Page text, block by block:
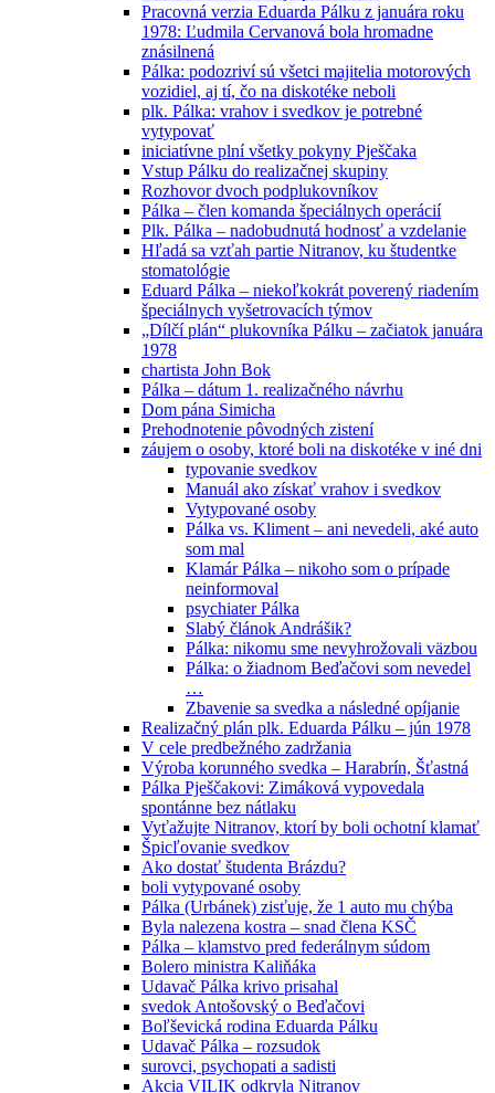
Pracovná verzia Eduarda Pálku z januára roku
1978: Ľudmila Cervanová bola hromadne
znásilnená
Pálka: podozriví sú všetci majitelia motorových
vozidiel, aj tí, čo na diskotéke neboli
plk. Pálka: vrahov i svedkov je potrebné
vytypovať
iniciatívne plní všetky pokyny Pješčaka
Vstup Pálku do realizačnej skupiny
Rozhovor dvoch podplukovníkov
Pálka – člen komanda špeciálnych operácií
Plk. Pálka – nadobudnutá hodnosť a vzdelanie
Hľadá sa vzťah partie Nitranov, ku študentke
stomatológie
Eduard Pálka – niekoľkokrát poverený riadením
špeciálnych vyšetrovacích týmov
„Dílčí plán“ plukovníka Pálku – začiatok januára
1978
chartista John Bok
Pálka – dátum 1. realizačného návrhu
Dom pána Simicha
Prehodnotenie pôvodných zistení
záujem o osoby, ktoré boli na diskotéke v iné dni
typovanie svedkov
Manuál ako získať vrahov i svedkov
Vytypované osoby
Pálka vs. Kliment – ani nevedeli, aké auto
som mal
Klamár Pálka – nikoho som o prípade
neinformoval
psychiater Pálka
Slabý článok Andrášik?
Pálka: nikomu sme nevyhrožovali väzbou
Pálka: o žiadnom Beďačovi som nevedel
…
Zbavenie sa svedka a následné opíjanie
Realizačný plán plk. Eduarda Pálku – jún 1978
V cele predbežného zadržania
Výroba korunného svedka – Harabrín, Šťastná
Pálka Pješčakovi: Zimáková vypovedala
spontánne bez nátlaku
Vyťažujte Nitranov, ktorí by boli ochotní klamať
Špicľovanie svedkov
Ako dostať študenta Brázdu?
boli vytypované osoby
Pálka (Urbánek) zisťuje, že 1 auto mu chýba
Byla nalezena kostra – snad člena KSČ
Pálka – klamstvo pred federálnym súdom
Bolero ministra Kaliňáka
Udavač Pálka krivo prisahal
svedok Antošovský o Beďačovi
Boľševická rodina Eduarda Pálku
Udavač Pálka – rozsudok
surovci, psychopati a sadisti
Akcia VILIK odkryla Nitranov